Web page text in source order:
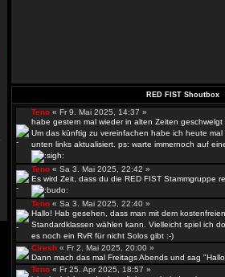
RED FIST Shoutbox
Teno « Fr 9. Mai 2025, 14:37 »
habe gestern mal wieder in alten Zeiten
Um das künftig zu vereinfachen habe ich heute mal
unten links aktualisiert. ps: warte immernoch auf
Teno « Sa 3. Mai 2025, 22:42 »
Es wird Zeit, dass du die RED FIST Stammgruppe
Teno « Sa 3. Mai 2025, 22:40 »
Hallo! Hab gesehen, dass man mit dem
Standardklassen wählen kann. Vielleicht spiel ich
es noch ein RvR für nicht Solos gibt :-)
Ciresh « Fr 2. Mai 2025, 20:00 »
Dann mach das mal Freitags Abends und sag
Teno « Fr 25. Apr 2025, 18:57 »